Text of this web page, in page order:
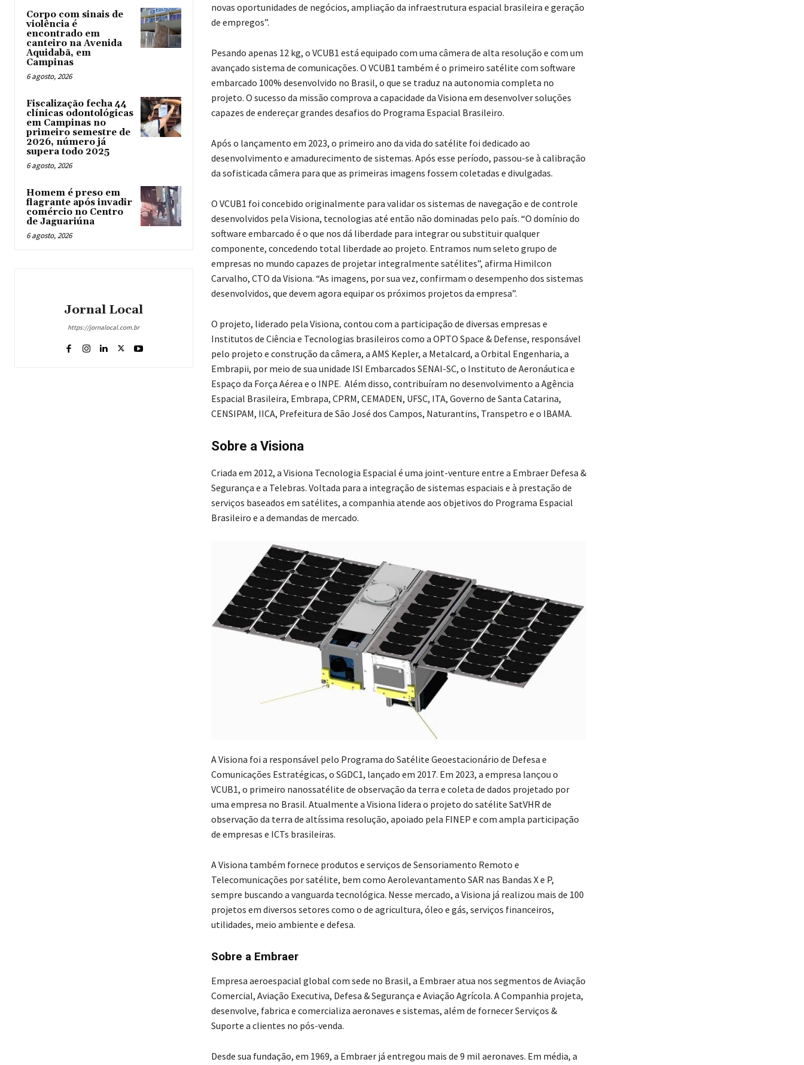
Corpo com sinais de
violência é
encontrado em
canteiro na Avenida
Aquidabã, em
Campinas
6 agosto, 2026
Fiscalização fecha 44
clínicas odontológicas
em Campinas no
primeiro semestre de
2026, número já
supera todo 2025
6 agosto, 2026
Homem é preso em
flagrante após invadir
comércio no Centro
de Jaguariúna
6 agosto, 2026
Jornal Local
https://jornalocal.com.br
novas oportunidades de negócios, ampliação da infraestrutura espacial brasileira e geração
de empregos”.
Pesando apenas 12 kg, o VCUB1 está equipado com uma câmera de alta resolução e com um
avançado sistema de comunicações. O VCUB1 também é o primeiro satélite com software
embarcado 100% desenvolvido no Brasil, o que se traduz na autonomia completa no
projeto. O sucesso da missão comprova a capacidade da Visiona em desenvolver soluções
capazes de endereçar grandes desafios do Programa Espacial Brasileiro.
Após o lançamento em 2023, o primeiro ano da vida do satélite foi dedicado ao
desenvolvimento e amadurecimento de sistemas. Após esse período, passou-se à calibração
da sofisticada câmera para que as primeiras imagens fossem coletadas e divulgadas.
O VCUB1 foi concebido originalmente para validar os sistemas de navegação e de controle
desenvolvidos pela Visiona, tecnologias até então não dominadas pelo país. “O domínio do
software embarcado é o que nos dá liberdade para integrar ou substituir qualquer
componente, concedendo total liberdade ao projeto. Entramos num seleto grupo de
empresas no mundo capazes de projetar integralmente satélites”, afirma Himilcon
Carvalho, CTO da Visiona. “As imagens, por sua vez, confirmam o desempenho dos sistemas
desenvolvidos, que devem agora equipar os próximos projetos da empresa”.
O projeto, liderado pela Visiona, contou com a participação de diversas empresas e
Institutos de Ciência e Tecnologias brasileiros como a OPTO Space & Defense, responsável
pelo projeto e construção da câmera, a AMS Kepler, a Metalcard, a Orbital Engenharia, a
Embrapii, por meio de sua unidade ISI Embarcados SENAI-SC, o Instituto de Aeronáutica e
Espaço da Força Aérea e o INPE. Além disso, contribuíram no desenvolvimento a Agência
Espacial Brasileira, Embrapa, CPRM, CEMADEN, UFSC, ITA, Governo de Santa Catarina,
CENSIPAM, IICA, Prefeitura de São José dos Campos, Naturantins, Transpetro e o IBAMA.
Sobre a Visiona
Criada em 2012, a Visiona Tecnologia Espacial é uma joint-venture entre a Embraer Defesa &
Segurança e a Telebras. Voltada para a integração de sistemas espaciais e à prestação de
serviços baseados em satélites, a companhia atende aos objetivos do Programa Espacial
Brasileiro e a demandas de mercado.
A Visiona foi a responsável pelo Programa do Satélite Geoestacionário de Defesa e
Comunicações Estratégicas, o SGDC1, lançado em 2017. Em 2023, a empresa lançou o
VCUB1, o primeiro nanossatélite de observação da terra e coleta de dados projetado por
uma empresa no Brasil. Atualmente a Visiona lidera o projeto do satélite SatVHR de
observação da terra de altíssima resolução, apoiado pela FINEP e com ampla participação
de empresas e ICTs brasileiras.
A Visiona também fornece produtos e serviços de Sensoriamento Remoto e
Telecomunicações por satélite, bem como Aerolevantamento SAR nas Bandas X e P,
sempre buscando a vanguarda tecnológica. Nesse mercado, a Visiona já realizou mais de 100
projetos em diversos setores como o de agricultura, óleo e gás, serviços financeiros,
utilidades, meio ambiente e defesa.
Sobre a Embraer
Empresa aeroespacial global com sede no Brasil, a Embraer atua nos segmentos de Aviação
Comercial, Aviação Executiva, Defesa & Segurança e Aviação Agrícola. A Companhia projeta,
desenvolve, fabrica e comercializa aeronaves e sistemas, além de fornecer Serviços &
Suporte a clientes no pós-venda.
Desde sua fundação, em 1969, a Embraer já entregou mais de 9 mil aeronaves. Em média, a